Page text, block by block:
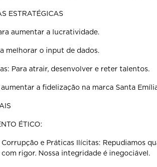
ESTRATÉGICAS
aumentar a lucratividade.
melhorar o input de dados.
Para atrair, desenvolver e reter talentos.
a fidelização na marca Santa
ÉTICO:
Corrupção e Práticas Ilícitas: Repudiamos
rigor. Nossa integridade é inegociável.